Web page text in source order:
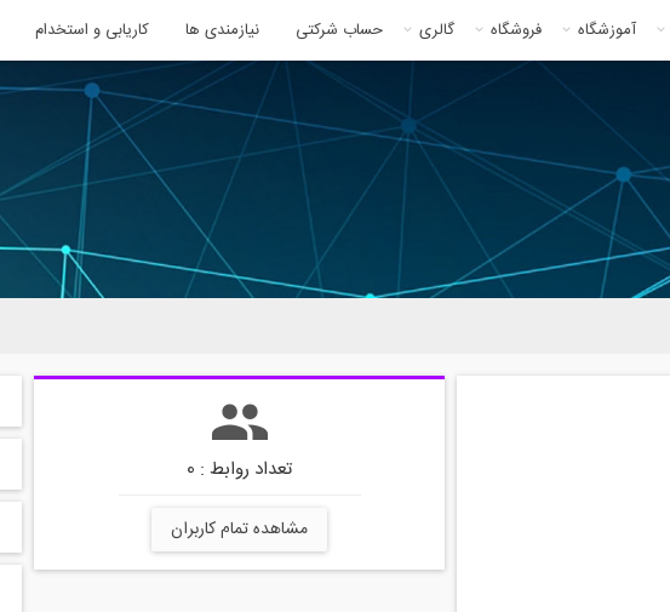
آموزشگاه فروشگاه گالری حساب شرکتی نیازمندی ها کاریابی و استخدام
تعداد روابط : 0
مشاهده تمام کاربران